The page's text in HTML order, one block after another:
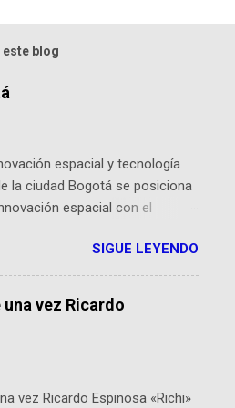
este blog
espacial y tecnología
la ciudad Bogotá se posiciona
espacial con el
tecnologías de la
en soluciones prácticas para
organizado por el
Idartes y la Universidad de los
como el presidente de Airbus
aeroespacial para inspirar
ActInSpace es una
SIGUE LEYENDO
una vez Ricardo
vez Ricardo Espinosa «Richi»